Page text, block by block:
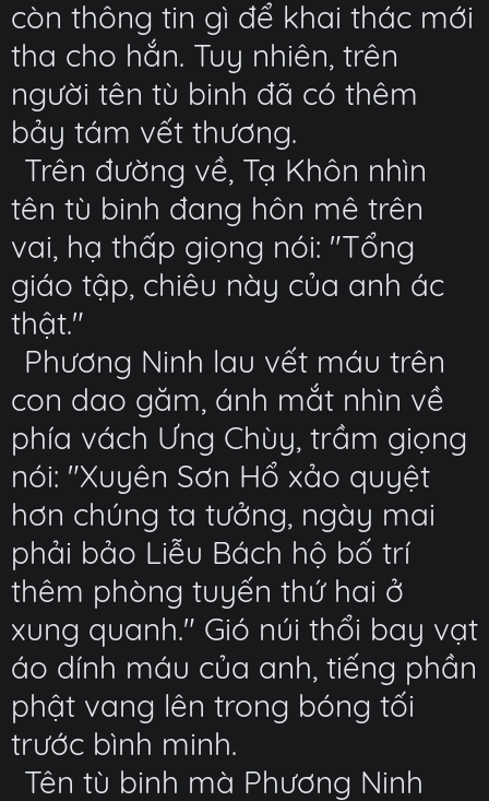
còn thông tin gì để khai thác mới
tha cho hắn. Tuy nhiên, trên
người tên tù binh đã có thêm
bảy tám vết thương.
Trên đường về, Tạ Khôn nhìn
tên tù binh đang hôn mê trên
vai, hạ thấp giọng nói: "Tổng
giáo tập, chiêu này của anh ác
thật."
Phương Ninh lau vết máu trên
con dao găm, ánh mắt nhìn về
phía vách Ưng Chùy, trầm giọng
nói: "Xuyên Sơn Hổ xảo quyệt
hơn chúng ta tưởng, ngày mai
phải bảo Liễu Bách hộ bố trí
thêm phòng tuyến thứ hai ở
xung quanh." Gió núi thổi bay vạt
áo dính máu của anh, tiếng phần
phật vang lên trong bóng tối
trước bình minh.
Tên tù binh mà Phương Ninh